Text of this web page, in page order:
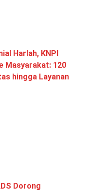
Harlah, KNPI
Masyarakat: 120
hingga Layanan
Dorong